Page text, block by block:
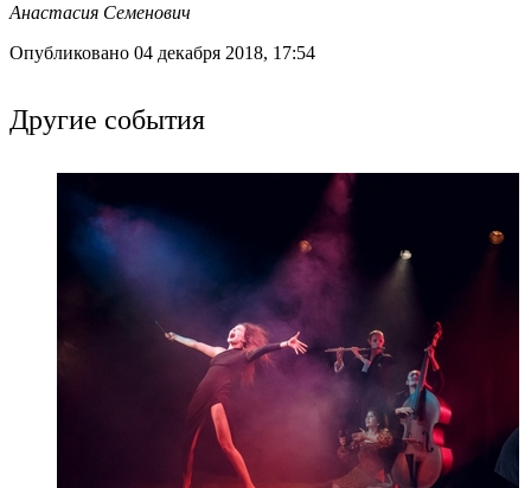
Анастасия Семенович
Опубликовано 04 декабря 2018, 17:54
Другие события